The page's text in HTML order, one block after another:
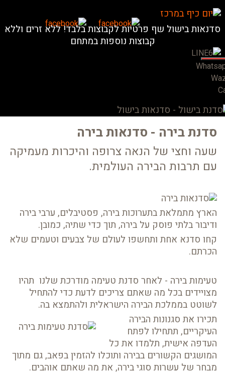
סדנאות בישול שף פרטיות לקבוצות בלבד! ללא זרים וללא
קבוצות נוספות במתחם
סדנת בירה - סדנאות בירה
שעה וחצי של הנאה צרופה והיכרות מעמיקה
עם תרבות הבירה העולמית.
הארץ מתמלאת בתערוכות בירה, פסטיבלים, ערבי בירה
ודיבור בלתי פוסק על בירה, תוך כדי שתיה, כמובן.
קחו סדנא אחת ותחשפו לעולם של צבעים וטעמים שלא
הכרתם.
טעימות בירה - לאחר סדנת טעימה מודרכת שלנו תהיו
מצויידים בכל מה שאתם צריכים לדעת כדי להתחיל
לשוטט בממלכת הבירה הישראלית ולהתמצא בה.
תכירו את סגנונות הבירה
העיקריים, תתחילו לפתח
העדפה אישית, תלמדו את כל
המושגים הקשורים בבירה ותוכלו להזמין בפאב, גם מתוך
מבחר של עשרות סוגי בירה, את מה שאתם אוהבים.